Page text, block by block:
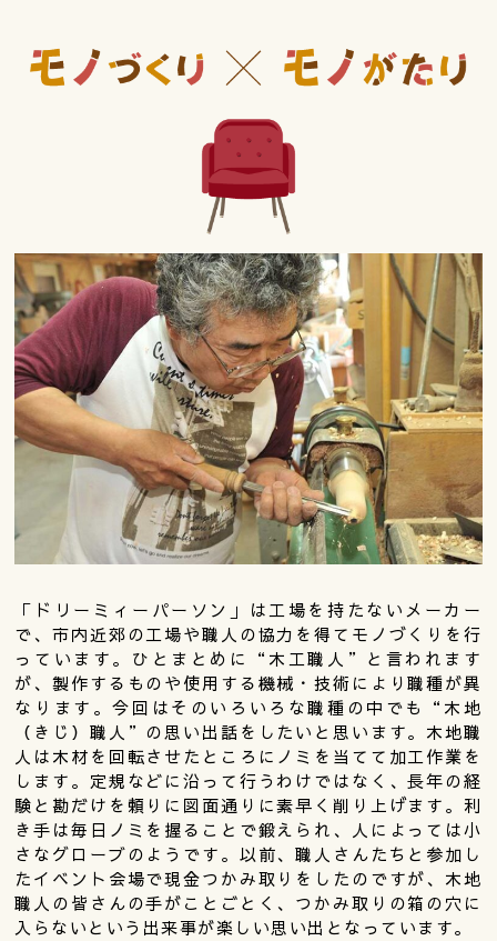
「ドリーミィーパーソン」は工場を持たないメーカー
で、市内近郊の工場や職人の協力を得てモノづくりを行
っています。ひとまとめに“木工職人”と言われます
が、製作するものや使用する機械・技術により職種が異
なります。今回はそのいろいろな職種の中でも“木地
（きじ）職人”の思い出話をしたいと思います。木地職
人は木材を回転させたところにノミを当てて加工作業を
します。定規などに沿って行うわけではなく、長年の経
験と勘だけを頼りに図面通りに素早く削り上げます。利
き手は毎日ノミを握ることで鍛えられ、人によっては小
さなグローブのようです。以前、職人さんたちと参加し
たイベント会場で現金つかみ取りをしたのですが、木地
職人の皆さんの手がことごとく、つかみ取りの箱の穴に
入らないという出来事が楽しい思い出となっています。